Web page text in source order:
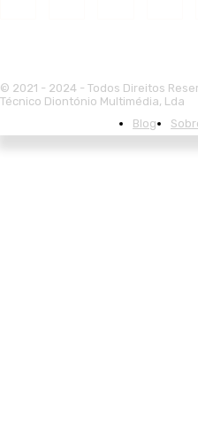
© 2021 - 2024 - Todos Direitos
Técnico Diontónio Multimédia, Lda
Blog